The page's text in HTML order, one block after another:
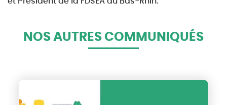
NOS AUTRES COMMUNIQUÉS